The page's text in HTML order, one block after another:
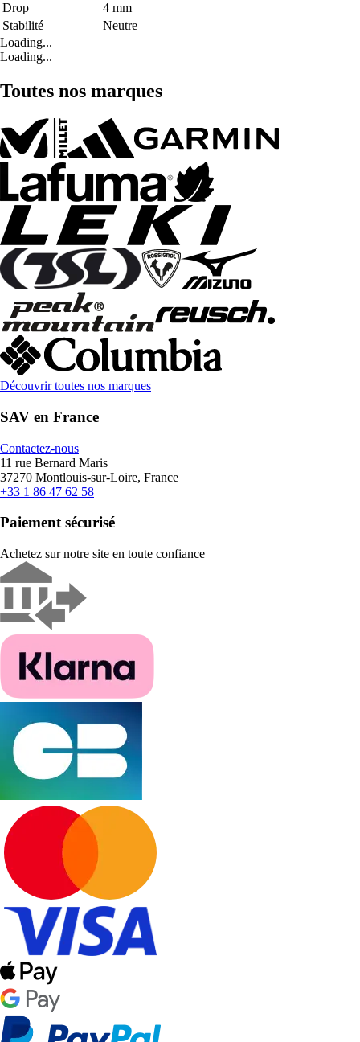
Drop
4 mm
Stabilité
Neutre
Loading...
Loading...
Toutes nos marques
Découvrir toutes nos marques
SAV en France
Contactez-nous
11 rue Bernard Maris
37270 Montlouis-sur-Loire, France
+33 1 86 47 62 58
Paiement sécurisé
Achetez sur notre site en toute confiance